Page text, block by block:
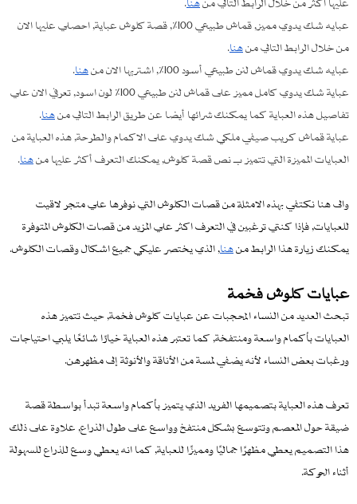
عبايه شك يدوي مميز, قماش طبيعي 100٪, قصة كلوش عباية, احصلي عليها الان
من خلال الرابط التالي منهنا.
عبايه شك يدوي قماش لنن طبيعي أسود 100٪, اشتريها الان من
هنا.
عباية شك يدوي كامل مميز على قماش لنن طبيعي 100٪ لون اسود, تعرفي الان علي
تفاصيل هذه العباية كما يمكنك شرائها أيضا عن طريق الرابط التالي منهنا.
عباية قماش كريب صيفي ملكي شك يدوي على الاكمام والطرحة, هذه العباية من
العبايات المميزة التي تتميز بـ نص قصة كلوش, يمكنك التعرف أكثر عليها منهنا.
والى هنا نكتفي بهذه الامثلة من قصات الكلوش التي نوفرها علي متجر لاقيت
للعبايات, فإذا كنتي ترغبين في التعرف اكثر علي المزيد من قصات الكلوش المتوفرة
يمكنك زيارة هذا الرابط منهنا, الذي يختصر عليكي جميع اشكال وقصات الكلوش.
عبايات كلوش فخمة
تبحث العديد من النساء المحجبات عن عبايات كلوش فخمة, حيث تتميز هذه
العبايات بأكمام واسعة ومنتفخة, كما تعتبر هذه العباية خيارًا شائعًا يلبي احتياجات
ورغبات بعض النساء لأنه يضفي لمسة من الأناقة والأنوثة إلى مظهرهن.
تعرف هذه العباية بتصميمها الفريد الذي يتميز بأكمام واسعة تبدأ بواسطة قصة
ضيقة حول المعصم وتتوسع بشكل منتفخ وواسع على طول الذراع, علاوة على ذلك
هذا التصميم يعطي مظهرًا جماليًا ومميزًا للعباية, كما انه يعطي وسع للذراع للسهولة
أثناء الحركة.